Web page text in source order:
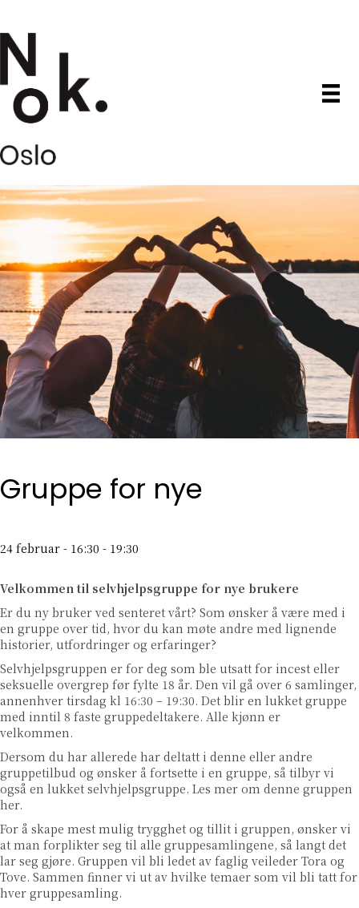
Gruppe for nye
24 februar - 16:30 - 19:30
Velkommen til selvhjelpsgruppe for nye brukere
Er du ny bruker ved senteret vårt? Som ønsker å være med i
en gruppe over tid, hvor du kan møte andre med lignende
historier, utfordringer og erfaringer?
Selvhjelpsgruppen er for deg som ble utsatt for incest eller
seksuelle overgrep før fylte 18 år. Den vil gå over 6 samlinger,
annenhver tirsdag kl 16:30 – 19:30. Det blir en lukket gruppe
med inntil 8 faste gruppedeltakere. Alle kjønn er
velkommen.
Dersom du har allerede har deltatt i denne eller andre
gruppetilbud og ønsker å fortsette i en gruppe, så tilbyr vi
også en lukket selvhjelpsgruppe. Les mer om denne gruppen
her.
For å skape mest mulig trygghet og tillit i gruppen, ønsker vi
at man forplikter seg til alle gruppesamlingene, så langt det
lar seg gjøre. Gruppen vil bli ledet av faglig veileder Tora og
Tove. Sammen finner vi ut av hvilke temaer som vil bli tatt for
hver gruppesamling.